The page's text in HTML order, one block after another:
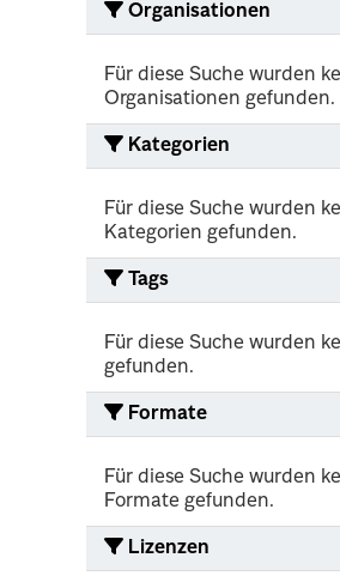
Organisationen
Für diese Suche wurden
Organisationen gefunden.
Kategorien
Für diese Suche wurden
Kategorien gefunden.
Tags
Für diese Suche wurden
gefunden.
Formate
Für diese Suche wurden
Formate gefunden.
Lizenzen